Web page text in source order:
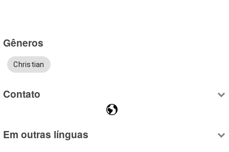
Gêneros
Christian
Contato
Em outras línguas